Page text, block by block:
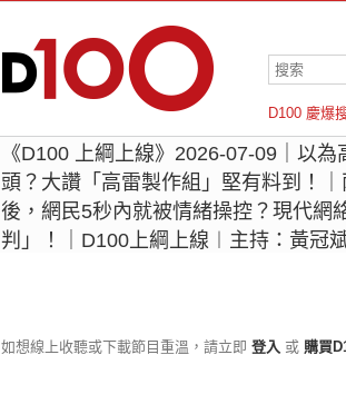
D100 慶爆
羅倫斯
《D100 上綱上線》2026-07-09｜以
頭？大讚「高雷製作組」堅有料到！
後，網民5秒內就被情緒操控？現代網
判」！｜D100上綱上線︱主持：黃冠
如想線上收聽或下載節目重溫，請立即 登入 或 購買